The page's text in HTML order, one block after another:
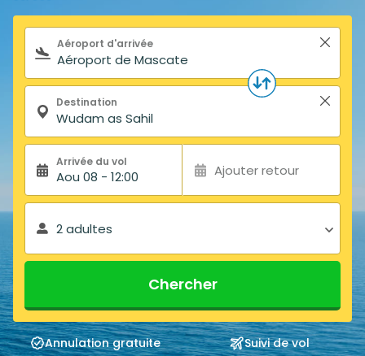
Formulaire de recherche
Aéroport d'arrivée
Destination
Arrivée du vol
Aou 08 - 12:00 Ajouter retour
2 adultes
Chercher
Annulation gratuite
Suivi de vol